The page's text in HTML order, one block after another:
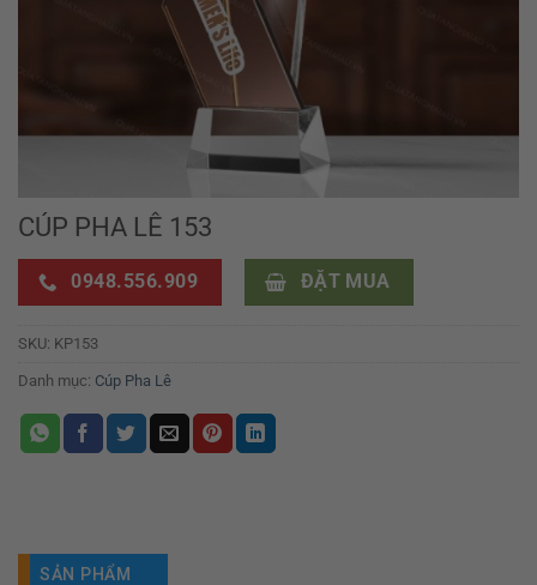
CÚP PHA LÊ 153
0948.556.909 ĐẶT MUA
SKU: KP153
Danh mục: Cúp Pha Lê
SẢN PHẨM